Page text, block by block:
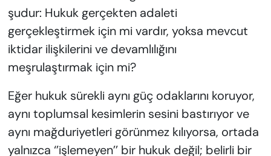
şudur: Hukuk gerçekten adaleti
gerçekleştirmek için mi vardır, yoksa mevcut
iktidar ilişkilerini ve devamlılığını
meşrulaştırmak için mi?
Eğer hukuk sürekli aynı güç odaklarını koruyor,
aynı toplumsal kesimlerin sesini bastırıyor ve
aynı mağduriyetleri görünmez kılıyorsa, ortada
yalnızca ‘’işlemeyen’’ bir hukuk değil; belirli bir